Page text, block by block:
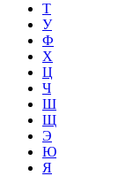
Т
У
Ф
Х
Ц
Ч
Ш
Щ
Э
Ю
Я